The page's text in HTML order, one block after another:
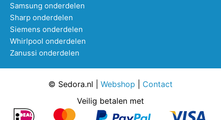
Samsung onderdelen
Sharp onderdelen
Siemens onderdelen
Whirlpool onderdelen
Zanussi onderdelen
© Sedora.nl | Webshop
Contact
Veilig betalen met